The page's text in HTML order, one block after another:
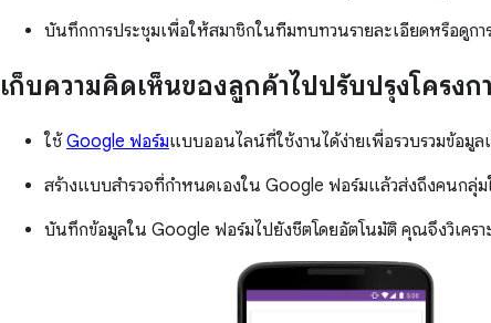
บันทึกการประชุมเพื่อให้สมาชิกในทีมทบทวนรายละเอียดหรือดูกา
เก็บความคิดเห็นของลูกค้าไปปรับปรุงโครงก
ใช้Google ฟอร์มแบบออนไลน์ที่ใช้งานได้ง่ายเพื่อรวบรวมข้อมู
สร้างแบบสำรวจที่กำหนดเองใน Google ฟอร์มแล้วส่งถึงคนกลุ่
บันทึกข้อมูลใน Google ฟอร์มไปยังชีตโดยอัตโนมัติ คุณจึงวิเคร